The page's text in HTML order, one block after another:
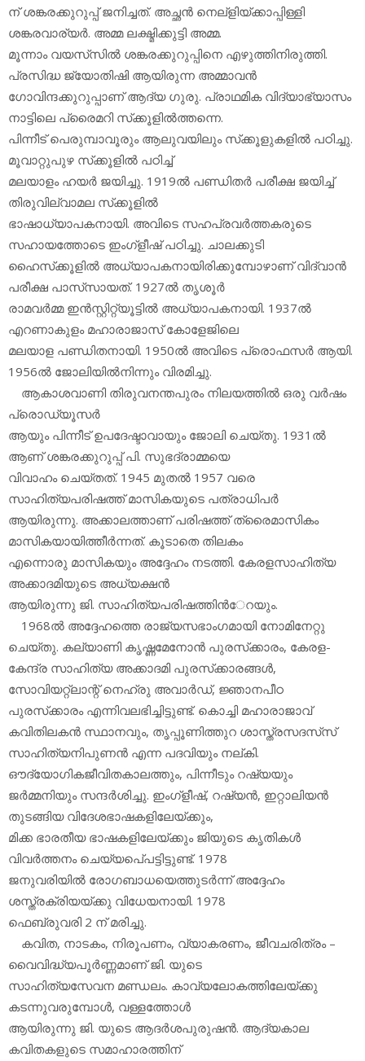
ന് ശങ്കരക്കുറുപ്പ് ജനിച്ചത്. അച്ഛന്‍ നെല്‌ളിയ്ക്കാപ്പിള്ളി
ശങ്കരവാര്യര്‍. അമ്മ ലക്ഷ്മിക്കുട്ടി അമ്മ.
മൂന്നാം വയസ്‌സില്‍ ശങ്കരക്കുറുപ്പിനെ എഴുത്തിനിരുത്തി.
പ്രസിദ്ധ ജ്യോതിഷി ആയിരുന്ന അമ്മാവന്‍
ഗോവിന്ദക്കുറുപ്പാണ് ആദ്യ ഗുരു. പ്രാഥമിക വിദ്യാഭ്യാസം
നാട്ടിലെ പ്രൈമറി സ്‌ക്കൂളില്‍ത്തന്നെ.
പിന്നീട് പെരുമ്പാവൂരും ആലുവയിലും സ്‌ക്കൂളുകളില്‍ പഠിച്ചു.
മൂവാറ്റുപുഴ സ്‌ക്കൂളില്‍ പഠിച്ച്
മലയാളം ഹയര്‍ ജയിച്ചു. 1919ല്‍ പണ്ഡിതര്‍ പരീക്ഷ ജയിച്ച്
തിരുവില്വാമല സ്‌ക്കൂളില്‍
ഭാഷാധ്യാപകനായി. അവിടെ സഹപ്രവര്‍ത്തകരുടെ
സഹായത്തോടെ ഇംഗ്‌ളീഷ് പഠിച്ചു. ചാലക്കുടി
ഹൈസ്‌ക്കൂളില്‍ അധ്യാപകനായിരിക്കുമ്പോഴാണ് വിദ്വാന്‍
പരീക്ഷ പാസ്‌സായത്. 1927ല്‍ തൃശൂര്‍
രാമവര്‍മ്മ ഇന്‍സ്റ്റിറ്റ്യൂട്ടില്‍ അധ്യാപകനായി. 1937ല്‍
എറണാകുളം മഹാരാജാസ് കോളേജിലെ
മലയാള പണ്ഡിതനായി. 1950ല്‍ അവിടെ പ്രൊഫസര്‍ ആയി.
1956ല്‍ ജോലിയില്‍നിന്നും വിരമിച്ചു.
ആകാശവാണി തിരുവനന്തപുരം നിലയത്തില്‍ ഒരു വര്‍ഷം
പ്രൊഡ്യൂസര്‍
ആയും പിന്നീട് ഉപദേഷ്ടാവായും ജോലി ചെയ്തു. 1931ല്‍
ആണ് ശങ്കരക്കുറുപ്പ് പി. സുഭദ്രാമ്മയെ
വിവാഹം ചെയ്തത്. 1945 മുതല്‍ 1957 വരെ
സാഹിത്യപരിഷത്ത് മാസികയുടെ പത്രാധിപര്‍
ആയിരുന്നു. അക്കാലത്താണ് പരിഷത്ത് ത്രൈമാസികം
മാസികയായിത്തീര്‍ന്നത്. കൂടാതെ തിലകം
എന്നൊരു മാസികയും അദ്ദേഹം നടത്തി. കേരളസാഹിത്യ
അക്കാദമിയുടെ അധ്യക്ഷന്‍
ആയിരുന്നു ജി. സാഹിത്യപരിഷത്തിന്‍േറയും.
1968ല്‍ അദ്ദേഹത്തെ രാജ്യസഭാംഗമായി നോമിനേറ്റു
ചെയ്തു. കല്യാണി കൃഷ്ണമേനോന്‍ പുരസ്‌ക്കാരം, കേരള-
കേന്ദ്ര സാഹിത്യ അക്കാദമി പുരസ്‌ക്കാരങ്ങള്‍,
സോവിയറ്റ്‌ലാന്റ് നെഹ്രു അവാര്‍ഡ്, ജ്ഞാനപീഠ
പുരസ്‌ക്കാരം എന്നിവലഭിച്ചിട്ടുണ്ട്. കൊച്ചി മഹാരാജാവ്
കവിതിലകന്‍ സ്ഥാനവും, തൃപ്പൂണിത്തുറ ശാസ്ത്രസദസ്‌സ്
സാഹിത്യനിപുണന്‍ എന്ന പദവിയും നല്കി.
ഔദ്യോഗികജീവിതകാലത്തും, പിന്നീടും റഷ്യയും
ജര്‍മ്മനിയും സന്ദര്‍ശിച്ചു. ഇംഗ്‌ളീഷ്, റഷ്യന്‍, ഇറ്റാലിയന്‍
തുടങ്ങിയ വിദേശഭാഷകളിലേയ്ക്കും,
മിക്ക ഭാരതീയ ഭാഷകളിലേയ്ക്കും ജിയുടെ കൃതികള്‍
വിവര്‍ത്തനം ചെയ്യപെ്പട്ടിട്ടുണ്ട്. 1978
ജനുവരിയില്‍ രോഗബാധയെത്തുടര്‍ന്ന് അദ്ദേഹം
ശസ്ത്രക്രിയയ്ക്കു വിധേയനായി. 1978
ഫെബ്രുവരി 2 ന് മരിച്ചു.
കവിത, നാടകം, നിരൂപണം, വ്യാകരണം, ജീവചരിത്രം –
വൈവിദ്ധ്യപൂര്‍ണ്ണമാണ് ജി. യുടെ
സാഹിത്യസേവന മണ്ഡലം. കാവ്യലോകത്തിലേയ്ക്കു
കടന്നുവരുമ്പോള്‍, വള്ളത്തോള്‍
ആയിരുന്നു ജി. യുടെ ആദര്‍ശപുരുഷന്‍. ആദ്യകാല
കവിതകളുടെ സമാഹാരത്തിന്